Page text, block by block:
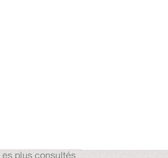
plus consultés